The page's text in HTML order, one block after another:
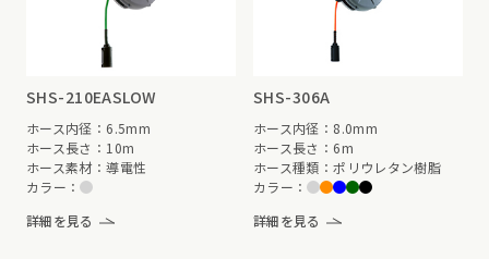
SHS-210EASLOW
ホース内径：6.5mm
ホース長さ：10m
ホース素材：導電性
カラー：
詳細を見る
SHS-306A
ホース内径：8.0mm
ホース長さ：6m
ホース種類：ポリウレタン樹脂
カラー：
詳細を見る